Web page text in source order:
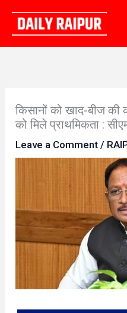
content
किसानों को खाद-बीज की
को मिले प्राथमिकता :
Leave a Comment /